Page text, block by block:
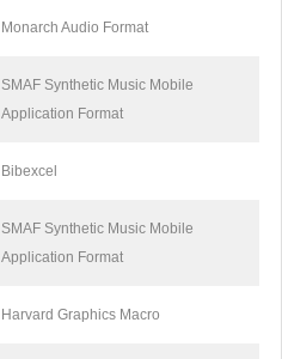
Monarch Audio Format
SMAF Synthetic Music Mobile
Application Format
Bibexcel
SMAF Synthetic Music Mobile
Application Format
Harvard Graphics Macro